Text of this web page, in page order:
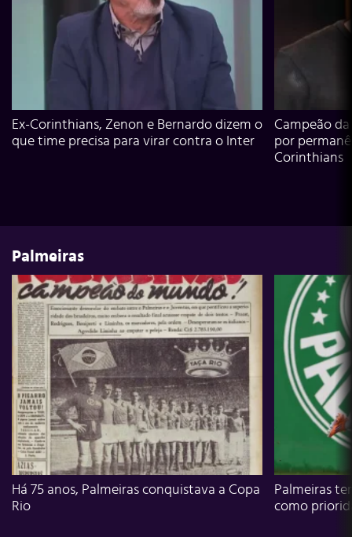
Ex-Corinthians, Zenon e Bernardo dizem o
que time precisa para virar contra o Inter
Campeão
por
Corinthians
Palmeiras
Há 75 anos, Palmeiras conquistava a Copa
Rio
Palmeiras
como